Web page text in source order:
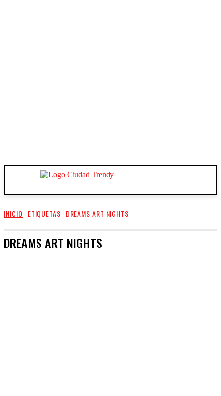
INICIO ETIQUETAS DREAMS ART NIGHTS
DREAMS ART NIGHTS